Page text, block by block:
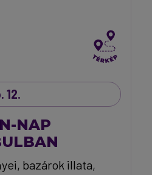
12.
NAP
bazárok illata,